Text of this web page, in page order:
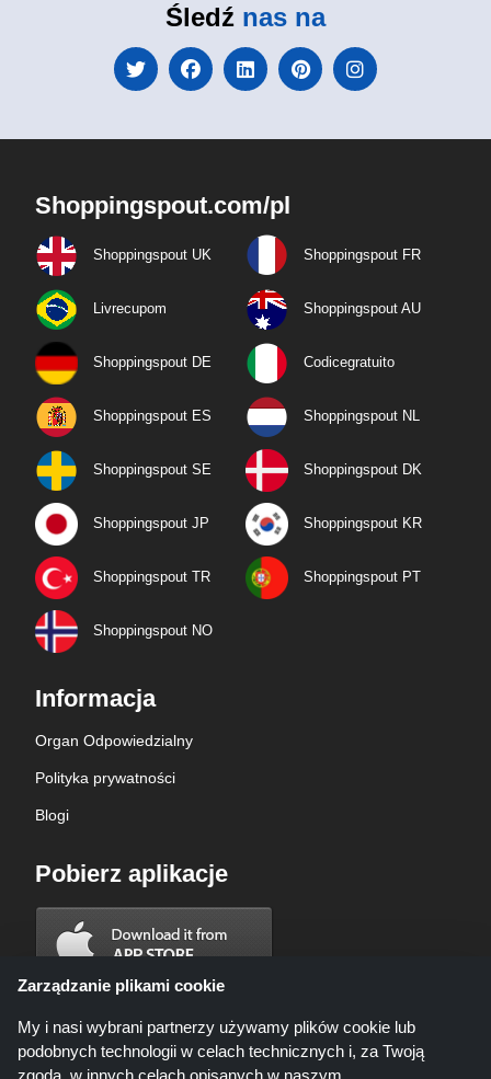
Śledź nas na
Shoppingspout.com/pl
Shoppingspout UK Shoppingspout FR
Livrecupom Shoppingspout AU
Shoppingspout DE Codicegratuito
Shoppingspout ES Shoppingspout NL
Shoppingspout SE Shoppingspout DK
Shoppingspout JP Shoppingspout KR
Shoppingspout TR Shoppingspout PT
Shoppingspout NO
Informacja
Organ Odpowiedzialny
Polityka prywatności
Blogi
Pobierz aplikacje
Zarządzanie plikami cookie
My i nasi wybrani partnerzy używamy plików cookie lub
podobnych technologii w celach technicznych i, za Twoją
zgodą, w innych celach opisanych w naszym